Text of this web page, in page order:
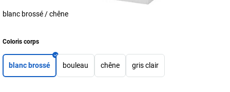
blanc brossé / chêne
Coloris corps
blanc brossé bouleau chêne gris clair